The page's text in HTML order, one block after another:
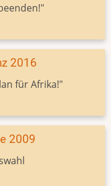
2016
für Afrika!"
2009